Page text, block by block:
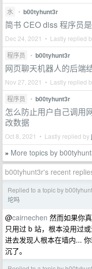
水 • b00tyhunt3r
简书 CEO diss 程序员
Dec 24, 2021 • Lastly replied
程序员 • b00tyhunt3r
网页聊天机器人的后端
Nov 27, 2021 • Lastly replied
程序员 • b00tyhunt3r
怎么防止用户自己调用
改数据
Oct 8, 2021 • Lastly replied by
» More topics by
b00tyhunt3r's recent
Replied to a topic by
坨吗
@cairnechen 然而如果你
只用过 b 站，根本没用过
进去发现人根本在墙内...
沉了。